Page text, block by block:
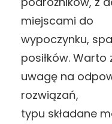
miejscami do
wypoczynku,
posiłków. Warto
uwagę na
rozwiązań,
typu składane